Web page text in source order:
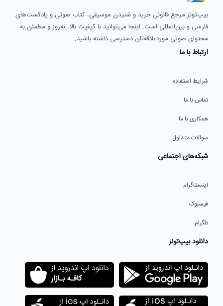
بیپ‌تونز مرجع قانونی خرید و شنیدن موسیقی، کتاب صوتی و پادکست‌های
فارسی و بین‌المللی است. اینجا می‌توانید با کیفیت بالا، به‌روز و مطمئن به
محتوای صوتی موردعلاقه‌تان دسترسی داشته باشید.
ارتباط با ما
شرایط استفاده
تماس با ما
همکاری با ما
سوالات متداول
شبکه‌های اجتماعی
اینستاگرام
فیسبوک
تلگرام
دانلود بیپ‌تونز